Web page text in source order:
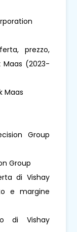
prezzo,
(2023-
Maas
Group
Group
di Vishay
e margine
di Vishay